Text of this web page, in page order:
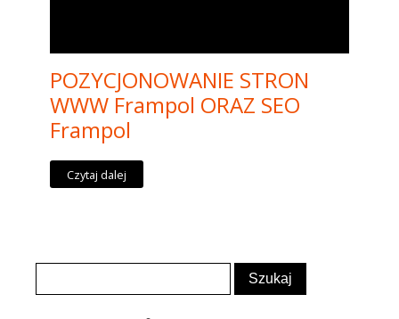
POZYCJONOWANIE STRON
WWW Frampol ORAZ SEO
Frampol
Czytaj dalej